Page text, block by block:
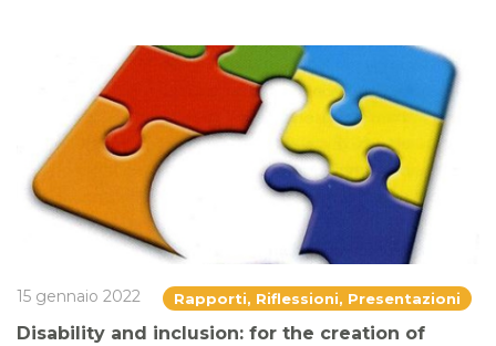
15 gennaio 2022 Rapporti, Riflessioni, Presentazioni
Disability and inclusion: for the creation of